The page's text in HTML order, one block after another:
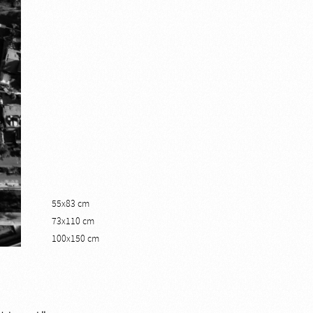
55x83 cm
73x110 cm
100x150 cm